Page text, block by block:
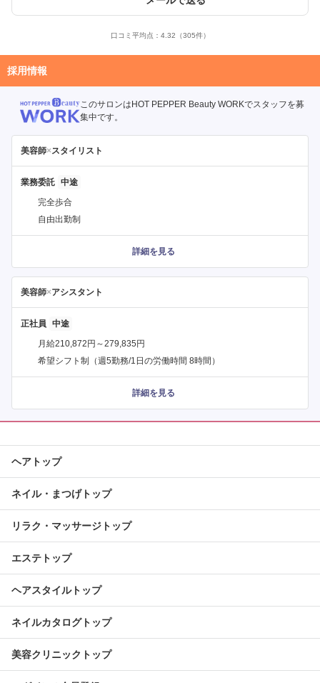
口コミ平均点： 4.32 （305件）
採用情報
このサロンはHOT PEPPER Beauty WORKでスタッフを募
集中です。
美容師×スタイリスト
業務委託
完全歩合
自由出勤制
詳細を見る
美容師×アシスタント
正社員
月給210,872円～279,835円
希望シフト制（週5勤務/1日の労働時間 8時間）
詳細を見る
ヘアトップ
ネイル・まつげトップ
リラク・マッサージトップ
エステトップ
ヘアスタイルトップ
ネイルカタログトップ
美容クリニックトップ